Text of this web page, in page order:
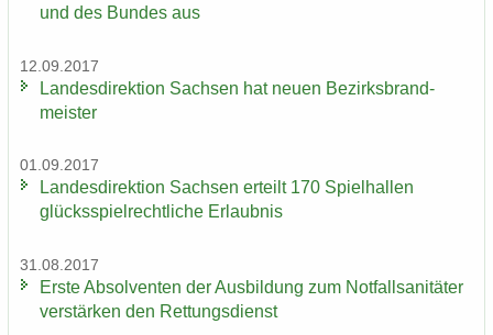
und des Bun­des aus
12.09.2017
Lan­des­di­rek­ti­on Sach­sen hat neuen Be­zirks­brand­
meis­ter
01.09.2017
Lan­des­di­rek­ti­on Sach­sen er­teilt 170 Spiel­hal­len
glücks­spiel­recht­li­che Er­laub­nis
31.08.2017
Erste Ab­sol­ven­ten der Aus­bil­dung zum Not­fall­sa­ni­tä­ter
ver­stär­ken den Ret­tungs­dienst